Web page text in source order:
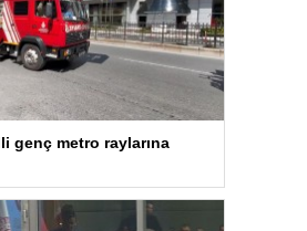
genç metro raylarına